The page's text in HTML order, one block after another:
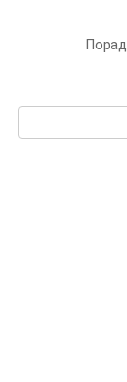
Пошук: